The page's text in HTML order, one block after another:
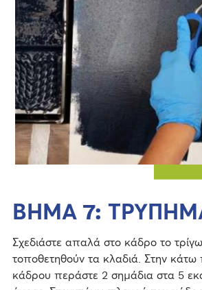
ΒΗΜΑ 7:
Σχεδιάστε απαλά στο κάδρο το
τοποθετηθούν τα κλαδιά. Στην κάτω
κάδρου περάστε 2 σημάδια στα 5